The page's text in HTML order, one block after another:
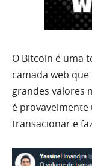
O Bitcoin é uma
camada web
grandes valores
é provavelmente
transacionar e